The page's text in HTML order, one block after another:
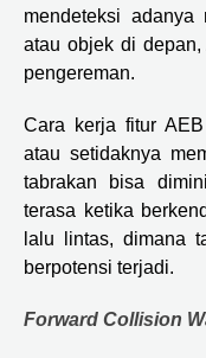
mendeteksi adanya
atau objek di depan,
pengereman.
Cara kerja fitur
atau setidaknya
tabrakan bisa
terasa ketika
lalu lintas, dimana
berpotensi terjadi.
Forward Collision